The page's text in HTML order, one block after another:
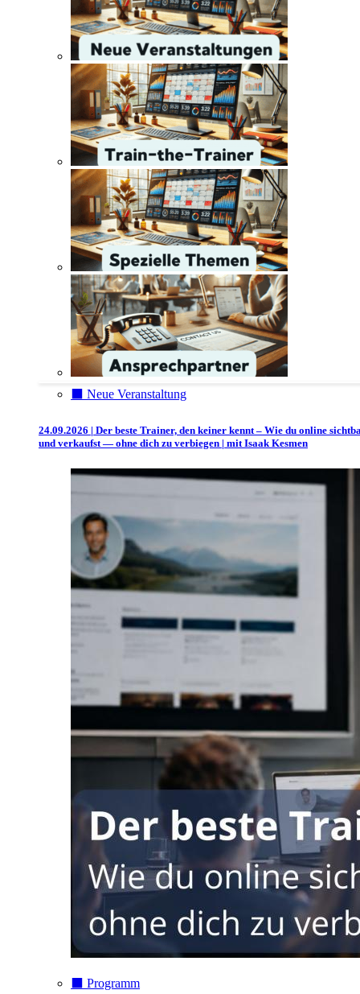
⬛️ Neue Veranstaltung
24.09.2026 | Der beste Trainer, den keiner kennt – Wie du online
und verkaufst — ohne dich zu verbiegen | mit Isaak Kesmen
⬛️ Programm